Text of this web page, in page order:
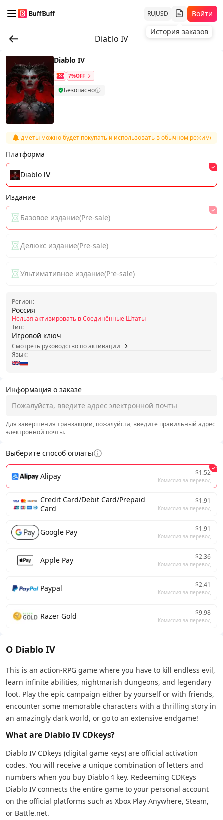
RUUSD
История заказов
Войти
Diablo IV
Информация о заказе
Для завершения транзакции, пожалуйста, введите правильный адрес
электронной почты.
Выберите способ оплаты
Alipay $1.52
Комиссия за перевод
Credit Card/Debit Card/Prepaid
Card
$1.91
Комиссия за перевод
Google Pay $1.91
Комиссия за перевод
Apple Pay $2.36
Комиссия за перевод
Paypal $2.41
Комиссия за перевод
Razer Gold $9.98
Комиссия за перевод
Diablo IV
7%OFF
Безопасно
предметы можно будет покупать и использовать в обычном режиме
Платформа
Diablo Ⅳ
Издание
Базовое издание(Pre-sale)
Делюкс издание(Pre-sale)
Ультимативное издание(Pre-sale)
Регион:
Россия
Нельзя активировать в Соединённые Штаты
Тип:
Игровой ключ
Смотреть руководство по активации
Язык:
О Diablo IV
This is an action-RPG game where you have to kill endless evil,
learn infinite abilities, nightmarish dungeons, and legendary
loot. Play the epic campaign either by yourself or with friends,
encounter some memorable characters with a thrilling story in
an amazingly dark world, or go to an extensive endgame!
What are Diablo IV CDkeys?
Diablo IV CDkeys (digital game keys) are official activation
codes. You will receive a unique combination of letters and
numbers when you buy Diablo 4 key. Redeeming CDKeys
Diablo IV connects the entire game to your personal account
on the official platforms such as Xbox Play Anywhere, Steam,
or Battle.net.